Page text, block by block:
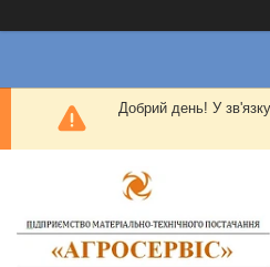
Добрий день! У